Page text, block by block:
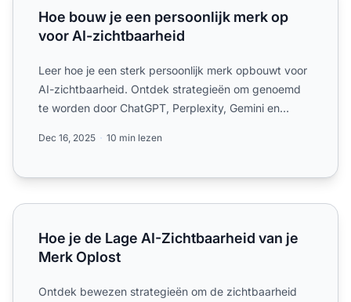
Hoe bouw je een persoonlijk merk op
voor AI-zichtbaarheid
Leer hoe je een sterk persoonlijk merk opbouwt voor
AI-zichtbaarheid. Ontdek strategieën om genoemd
te worden door ChatGPT, Perplexity, Gemini en
Dec 16, 2025 10 min lezen
Hoe je de Lage AI-Zichtbaarheid van je Merk Oplost
Hoe je de Lage AI-Zichtbaarheid van je
Merk Oplost
Ontdek bewezen strategieën om de zichtbaarheid